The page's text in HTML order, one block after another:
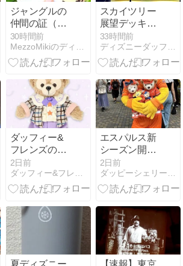
ド味）
ジャングルの
仲間の証（ス
テッカー）が
もらえる！東
京ディズニー
ングルクルー
ズ：ワイルド
ライフ・エク
スペディショ
ン」“ジャング
ルで一番大切
なことを伝え
るツアー”を実
施中
30時間前
スカイツリー
展望デッキの
ちいかわイベ
ント
33時間前
ダッフィー&
フレンズのハ
ロウィーン
2日前
エスパルス新
シーズン開幕
イベント in け
やき通り パル
ちゃん レジェ
もエスパルス
2日前